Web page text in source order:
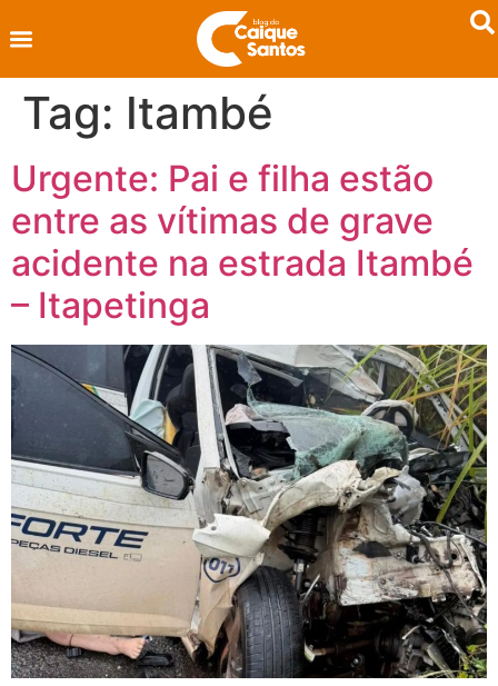
Tag: Itambé
Urgente: Pai e filha estão
entre as vítimas de grave
acidente na estrada Itambé
– Itapetinga